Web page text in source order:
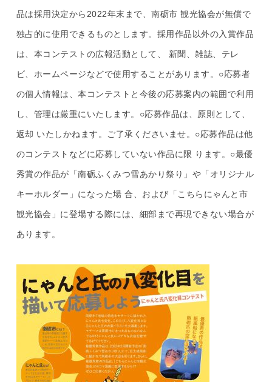
品は採用決定から2022年末まで、南砺市 観光協会が無償で
独占的に使用できるものとします。採用作品以外の入賞作品
は、本コンテストの広報活動として、 新聞、雑誌、テレ
ビ、ホームページなどで使用することがあります。○応募者
の個人情報は、本コンテストと今後の応募案内の範囲で利用
し、管理は厳重にいたします。○応募作品は、原則として、
返却 いたしかねます。ご了承くださいませ。○応募作品は他
のコンテストなどに応募していない作品に限 ります。○最優
秀賞の作品が「南砺ふくみつ雪あかり祭り」や「オリジナル
キーホルダー」になった場 合、および「こちらにゃんと市
観光協会」に登場する際には、細部まで再現できない場合が
あります。